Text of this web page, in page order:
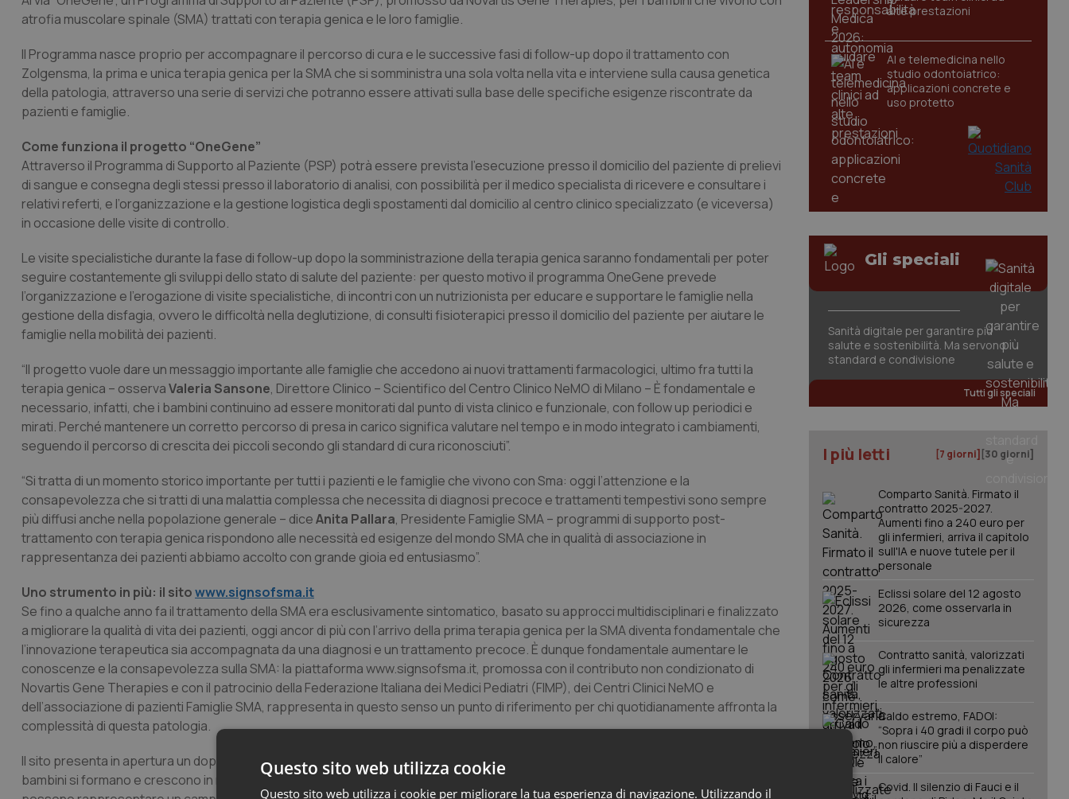
atrofia muscolare spinale (SMA) trattati con terapia genica e le loro famiglie.
Il Programma nasce proprio per accompagnare il percorso di cura e le successive fasi di follow-up dopo il trattamento con
Zolgensma, la prima e unica terapia genica per la SMA che si somministra una sola volta nella vita e interviene sulla causa genetica
della patologia, attraverso una serie di servizi che potranno essere attivati sulla base delle specifiche esigenze riscontrate da
pazienti e famiglie.
Come funziona il progetto “OneGene”
Attraverso il Programma di Supporto al Paziente (PSP) potrà essere prevista l’esecuzione presso il domicilio del paziente di prelievi
di sangue e consegna degli stessi presso il laboratorio di analisi, con possibilità per il medico specialista di ricevere e consultare i
relativi referti, e l’organizzazione e la gestione logistica degli spostamenti dal domicilio al centro clinico specializzato (e viceversa)
in occasione delle visite di controllo.
Le visite specialistiche durante la fase di follow-up dopo la somministrazione della terapia genica saranno fondamentali per poter
seguire costantemente gli sviluppi dello stato di salute del paziente: per questo motivo il programma OneGene prevede
l’organizzazione e l’erogazione di visite specialistiche, di incontri con un nutrizionista per educare e supportare le famiglie nella
gestione della disfagia, ovvero le difficoltà nella deglutizione, di consulti fisioterapici presso il domicilio del paziente per aiutare le
famiglie nella mobilità dei pazienti.
“Il progetto vuole dare un messaggio importante alle famiglie che accedono ai nuovi trattamenti farmacologici, ultimo fra tutti la
terapia genica – osservaValeria Sansone, Direttore Clinico – Scientifico del Centro Clinico NeMO di Milano – È fondamentale e
necessario, infatti, che i bambini continuino ad essere monitorati dal punto di vista clinico e funzionale, con follow up periodici e
mirati. Perché mantenere un corretto percorso di presa in carico significa valutare nel tempo e in modo integrato i cambiamenti,
seguendo il percorso di crescita dei piccoli secondo gli standard di cura riconosciuti”.
“Si tratta di un momento storico importante per tutti i pazienti e le famiglie che vivono con Sma: oggi l’attenzione e la
consapevolezza che si tratti di una malattia complessa che necessita di diagnosi precoce e trattamenti tempestivi sono sempre
più diffusi anche nella popolazione generale – diceAnita Pallara, Presidente Famiglie SMA – programmi di supporto post-
trattamento con terapia genica rispondono alle necessità ed esigenze del mondo SMA che in qualità di associazione in
rappresentanza dei pazienti abbiamo accolto con grande gioia ed entusiasmo”.
Uno strumento in più: il sitowww.signsofsma.it
Se fino a qualche anno fa il trattamento della SMA era esclusivamente sintomatico, basato su approcci multidisciplinari e finalizzato
a migliorare la qualità di vita dei pazienti, oggi ancor di più con l’arrivo della prima terapia genica per la SMA diventa fondamentale che
l’innovazione terapeutica sia accompagnata da una diagnosi e un trattamento precoce. È dunque fondamentale aumentare le
conoscenze e la consapevolezza sulla SMA: la piattaforma www.signsofsma.it, promossa con il contributo non condizionato di
Novartis Gene Therapies e con il patrocinio della Federazione Italiana dei Medici Pediatri (FIMP), dei Centri Clinici NeMO e
dell’associazione di pazienti Famiglie SMA, rappresenta in questo senso un punto di riferimento per chi quotidianamente affronta la
complessità di questa patologia.
Il sito presenta in apertura un doppio percorso e si rivolge sia ai medici e agli operatori sanitari, sia alle famiglie e ai caregiver. Tutti i
bambini si formano e crescono in maniera differente, ma alcuni ritardi nello sviluppo e alcune manifestazioni sintomatologiche
alte prestazioni
AI e telemedicina nello
studio odontoiatrico:
applicazioni concrete e
uso protetto
Gli speciali
Sanità digitale per garantire più
salute e sostenibilità. Ma servono
standard e condivisione
Tutti gli speciali
I più letti [7 giorni] [30 giorni]
Comparto Sanità. Firmato il
contratto 2025-2027.
Aumenti fino a 240 euro per
gli infermieri, arriva il capitolo
sull'IA e nuove tutele per il
personale
Eclissi solare del 12 agosto
2026, come osservarla in
sicurezza
Contratto sanità, valorizzati
gli infermieri ma penalizzate
le altre professioni
Caldo estremo, FADOI:
“Sopra i 40 gradi il corpo può
non riuscire più a disperdere
il calore”
Covid. Il silenzio di Fauci e il
Questo sito web utilizza cookie
Questo sito web utilizza i cookie per migliorare la tua esperienza di navigazione. Utilizzando il